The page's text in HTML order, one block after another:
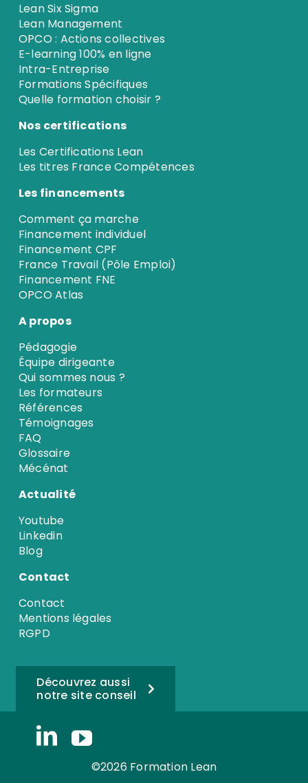
Lean Six Sigma
Lean Management
OPCO : Actions collectives
E-learning 100% en ligne
Intra-Entreprise
Formations Spécifiques
Quelle formation choisir ?
Nos certifications
Les Certifications Lean
Les titres France Compétences
Les financements
Comment ça marche
Financement individuel
Financement CPF
France Travail (Pôle Emploi)
Financement FNE
OPCO Atlas
A propos
Pédagogie
Équipe dirigeante
Qui sommes nous ?
Les formateurs
Références
Témoignages
FAQ
Glossaire
Mécénat
Actualité
Youtube
Linkedin
Blog
Contact
Contact
Mentions légales
RGPD
Découvrez aussi
notre site conseil
©2026 Formation Lean